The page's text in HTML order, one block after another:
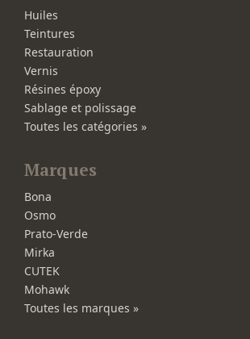
Huiles
Teintures
Restauration
Vernis
Résines époxy
Sablage et polissage
Toutes les catégories »
Marques
Bona
Osmo
Prato-Verde
Mirka
CUTEK
Mohawk
Toutes les marques »